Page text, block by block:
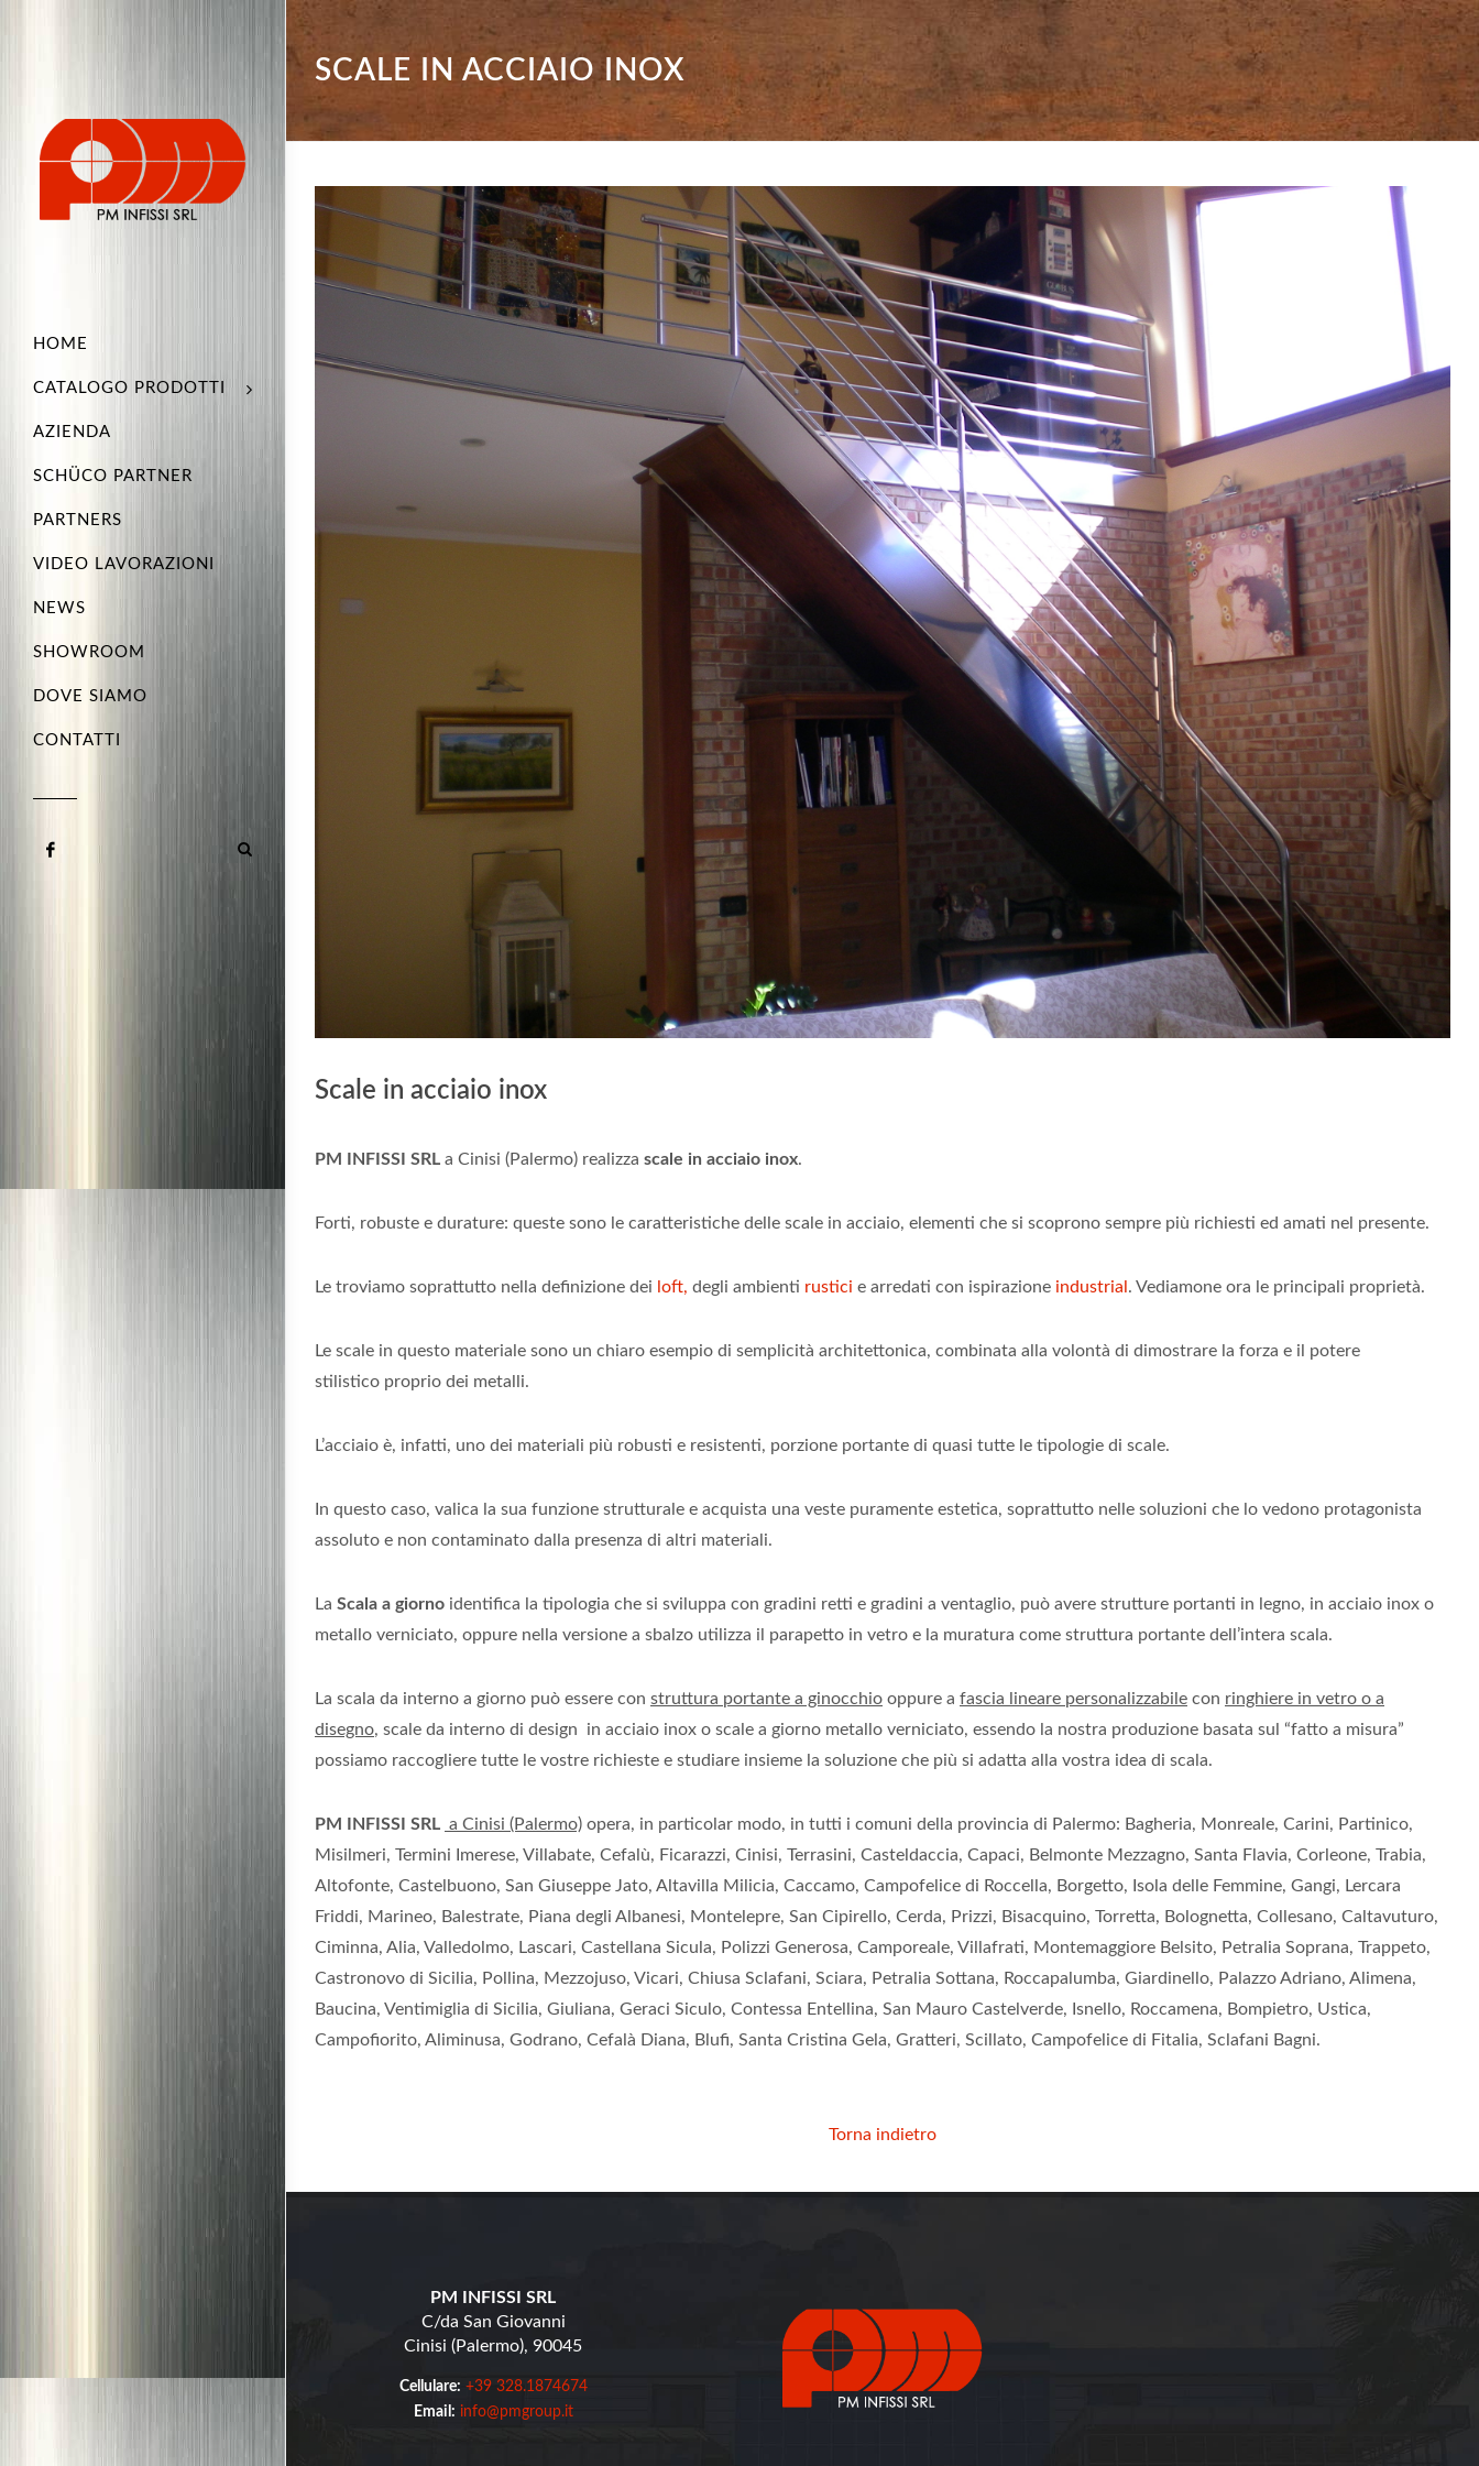
HOME
CATALOGO PRODOTTI
AZIENDA
SCHÜCO PARTNER
PARTNERS
VIDEO LAVORAZIONI
NEWS
SHOWROOM
DOVE SIAMO
CONTATTI
SCALE IN ACCIAIO INOX
Scale in acciaio inox
PM INFISSI SRL a Cinisi (Palermo) realizza scale in acciaio inox.
Forti, robuste e durature: queste sono le caratteristiche delle scale in acciaio, elementi che si scoprono sempre più richiesti ed amati nel presente.
Le troviamo soprattutto nella definizione dei loft, degli ambienti rustici e arredati con ispirazione industrial . Vediamone ora le principali proprietà.
Le scale in questo materiale sono un chiaro esempio di semplicità architettonica, combinata alla volontà di dimostrare la forza e il potere
stilistico proprio dei metalli.
L’acciaio è, infatti, uno dei materiali più robusti e resistenti, porzione portante di quasi tutte le tipologie di scale.
In questo caso, valica la sua funzione strutturale e acquista una veste puramente estetica, soprattutto nelle soluzioni che lo vedono protagonista
assoluto e non contaminato dalla presenza di altri materiali.
La Scala a giorno identifica la tipologia che si sviluppa con gradini retti e gradini a ventaglio, può avere strutture portanti in legno, in acciaio inox o
metallo verniciato, oppure nella versione a sbalzo utilizza il parapetto in vetro e la muratura come struttura portante dell’intera scala.
La scala da interno a giorno può essere con struttura portante a ginocchio oppure a fascia lineare personalizzabile con ringhiere in vetro o a
disegno, scale da interno di design in acciaio inox o scale a giorno metallo verniciato, essendo la nostra produzione basata sul “fatto a misura”
possiamo raccogliere tutte le vostre richieste e studiare insieme la soluzione che più si adatta alla vostra idea di scala.
PM INFISSI SRL a Cinisi (Palermo) opera, in particolar modo, in tutti i comuni della provincia di Palermo: Bagheria, Monreale, Carini, Partinico,
Misilmeri, Termini Imerese, Villabate, Cefalù, Ficarazzi, Cinisi, Terrasini, Casteldaccia, Capaci, Belmonte Mezzagno, Santa Flavia, Corleone, Trabia,
Altofonte, Castelbuono, San Giuseppe Jato, Altavilla Milicia, Caccamo, Campofelice di Roccella, Borgetto, Isola delle Femmine, Gangi, Lercara
Friddi, Marineo, Balestrate, Piana degli Albanesi, Montelepre, San Cipirello, Cerda, Prizzi, Bisacquino, Torretta, Bolognetta, Collesano, Caltavuturo,
Ciminna, Alia, Valledolmo, Lascari, Castellana Sicula, Polizzi Generosa, Camporeale, Villafrati, Montemaggiore Belsito, Petralia Soprana, Trappeto,
Castronovo di Sicilia, Pollina, Mezzojuso, Vicari, Chiusa Sclafani, Sciara, Petralia Sottana, Roccapalumba, Giardinello, Palazzo Adriano, Alimena,
Baucina, Ventimiglia di Sicilia, Giuliana, Geraci Siculo, Contessa Entellina, San Mauro Castelverde, Isnello, Roccamena, Bompietro, Ustica,
Campofiorito, Aliminusa, Godrano, Cefalà Diana, Blufi, Santa Cristina Gela, Gratteri, Scillato, Campofelice di Fitalia, Sclafani Bagni.
Torna indietro
PM INFISSI SRL
C/da San Giovanni
Cinisi (Palermo), 90045
Cellulare: +39 328.1874674
Email: info@pmgroup.it